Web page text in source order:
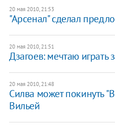
20 мая 2010, 21:53
"Арсенал" сделал
20 мая 2010, 21:51
Дзагоев: мечтаю играть
20 мая 2010, 21:48
Силва может покинуть
Вильей